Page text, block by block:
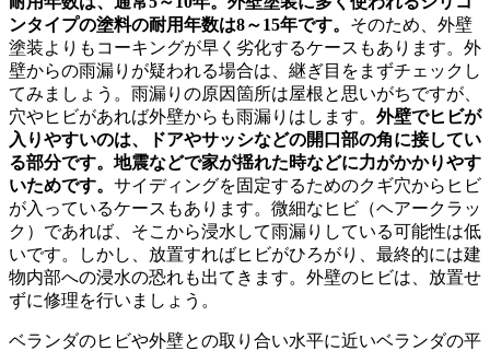
ンタイプの塗料の耐用年数は8～15年です。 そのため、外壁
塗装よりもコーキングが早く劣化するケースもあります。外
壁からの雨漏りが疑われる場合は、継ぎ目をまずチェックし
てみましょう。雨漏りの原因箇所は屋根と思いがちですが、
穴やヒビがあれば外壁からも雨漏りはします。 外壁でヒビが
入りやすいのは、ドアやサッシなどの開口部の角に接してい
る部分です。地震などで家が揺れた時などに力がかかりやす
いためです。 サイディングを固定するためのクギ穴からヒビ
が入っているケースもあります。微細なヒビ（ヘアークラッ
ク）であれば、そこから浸水して雨漏りしている可能性は低
いです。しかし、放置すればヒビがひろがり、最終的には建
物内部への浸水の恐れも出てきます。外壁のヒビは、放置せ
ずに修理を行いましょう。
ベランダのヒビや外壁との取り合い水平に近いベランダの平